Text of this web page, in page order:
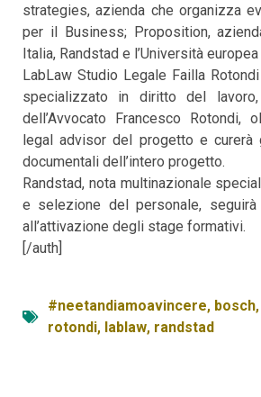
strategies, azienda che organizza
per il Business; Proposition,
Italia, Randstad e l’Università europea
LabLaw Studio Legale Failla
specializzato in diritto del
dell’Avvocato Francesco Rotondi,
legal advisor del progetto e
documentali dell’intero progetto.
Randstad, nota multinazionale
e selezione del personale,
all’attivazione degli stage formativi.
[/auth]
#neetandiamoavincere, bosch,
rotondi, lablaw, randstad